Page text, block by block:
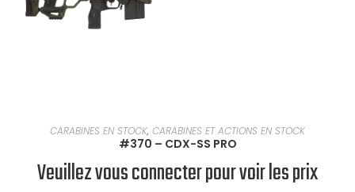
EN SAVOIR PLUS
CARABINES EN STOCK, CARABINES ET ACTIONS EN STOCK
#370 – CDX-SS PRO
Veuillez vous connecter pour voir les prix